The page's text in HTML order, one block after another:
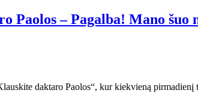
Paolos – Pagalba! Mano šuo
daktaro Paolos“, kur kiekvieną